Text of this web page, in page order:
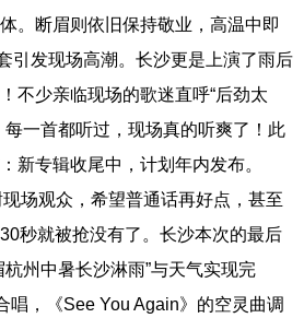
。断眉则依旧保持敬业，高温中即
引发现场高潮。长沙更是上演了雨后
不少亲临现场的歌迷直呼“后劲太
每一首都听过，现场真的听爽了！此
新专辑收尾中，计划年内发布。
场观众，希望普通话再好点，甚至
秒就被抢没有了。长沙本次的最后
州中暑长沙淋雨”与天气实现完
唱，《See You Again》的空灵曲调